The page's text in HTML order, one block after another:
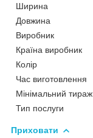
Ширина
Довжина
Виробник
Країна виробник
Колір
Час виготовлення
Мінімальний тираж
Тип послуги
Приховати